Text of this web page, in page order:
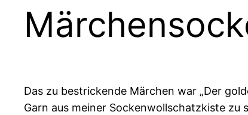
Das zu bestrickende Märchen war „Der
Garn aus meiner Sockenwollschatzkiste zu